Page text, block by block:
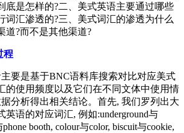
底是怎样的?二、美式英语主要通过哪些
词汇渗透的?三、美式词汇的渗透为什么
道?而不是其他渠道?
程
是基于BNC语料库搜索对比对应美式
的使用频度以及它们在不同文体中使用情
分析得出相关结论。首先, 我们罗列出大
英语的对应词汇, 例如:underground与
booth, colour与color, biscuit与cookie,